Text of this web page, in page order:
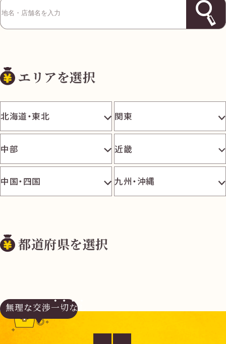
無 料
電話で今すぐ無料査定
総合受付 10:00-19:00（年中無休）/通話料無料
エリアを選択
北海道・東北 関東
中部 近畿
中国・四国 九州・沖縄
都道府県を選択
無理な交渉一切なし